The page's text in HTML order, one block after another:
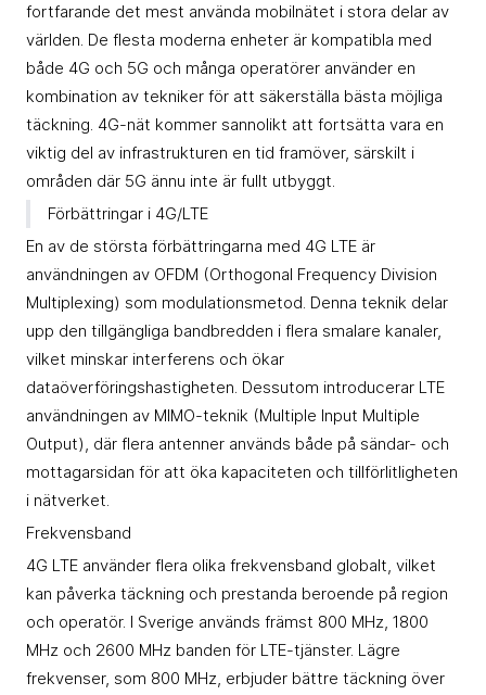
fortfarande det mest använda mobilnätet i stora delar av
världen. De flesta moderna enheter är kompatibla med
både 4G och 5G och många operatörer använder en
kombination av tekniker för att säkerställa bästa möjliga
täckning. 4G-nät kommer sannolikt att fortsätta vara en
viktig del av infrastrukturen en tid framöver, särskilt i
områden där 5G ännu inte är fullt utbyggt.
Förbättringar i 4G/LTE
En av de största förbättringarna med 4G LTE är
användningen av OFDM (Orthogonal Frequency Division
Multiplexing) som modulationsmetod. Denna teknik delar
upp den tillgängliga bandbredden i flera smalare kanaler,
vilket minskar interferens och ökar
dataöverföringshastigheten. Dessutom introducerar LTE
användningen av MIMO-teknik (Multiple Input Multiple
Output), där flera antenner används både på sändar- och
mottagarsidan för att öka kapaciteten och tillförlitligheten
i nätverket.
Frekvensband
4G LTE använder flera olika frekvensband globalt, vilket
kan påverka täckning och prestanda beroende på region
och operatör. I Sverige används främst 800 MHz, 1800
MHz och 2600 MHz banden för LTE-tjänster. Lägre
frekvenser, som 800 MHz, erbjuder bättre täckning över